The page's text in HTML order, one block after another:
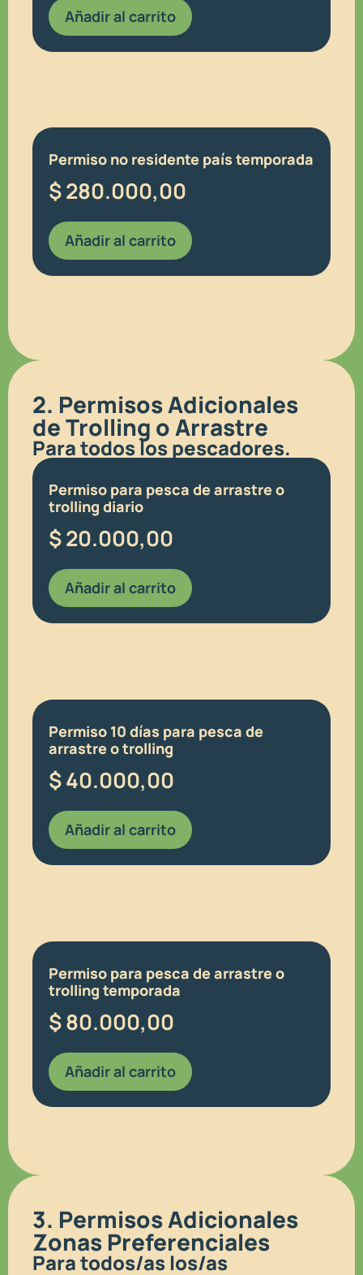
Añadir al carrito
Permiso no residente país temporada
$280.000,00
Añadir al carrito
2. Permisos Adicionales
de Trolling o Arrastre
Para todos los pescadores.
Permiso para pesca de arrastre o
trolling diario
$20.000,00
Añadir al carrito
Permiso 10 días para pesca de
arrastre o trolling
$40.000,00
Añadir al carrito
Permiso para pesca de arrastre o
trolling temporada
$80.000,00
Añadir al carrito
3. Permisos Adicionales
Zonas Preferenciales
Para todos/as los/as